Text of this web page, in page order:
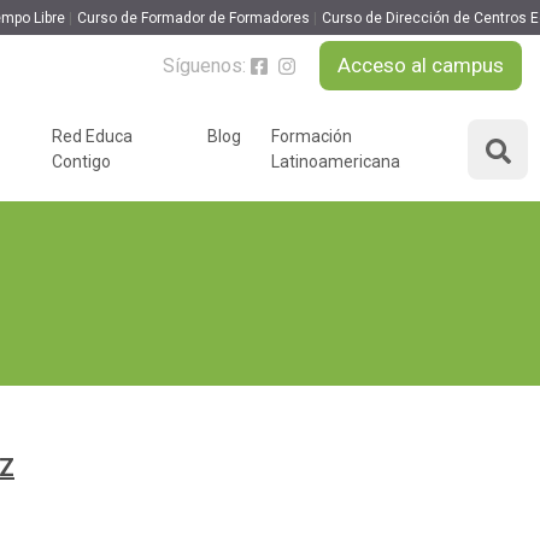
Libre Curso de Formador de Formadores Curso de Dirección de Centros
Síguenos: Acceso al campus
Red Educa
Contigo
Blog
Formación
Latinoamericana
Z